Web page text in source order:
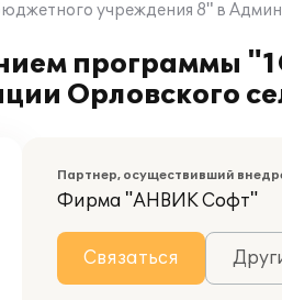
учреждения 8" в
программы
Орловского
Партнер, осуществивший
Фирма "АНВИК Софт"
Связаться